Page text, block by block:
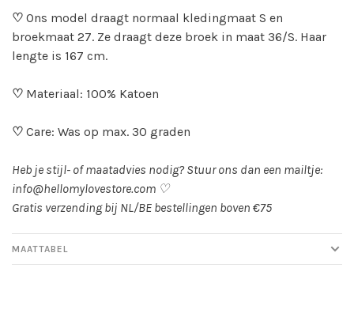
♡ Ons model draagt normaal kledingmaat S en
broekmaat 27. Ze draagt deze broek in maat 36/S. Haar
lengte is 167 cm.
♡ Materiaal: 100% Katoen
♡ Care: Was op max. 30 graden
Heb je stijl- of maatadvies nodig? Stuur ons dan een mailtje:
info@hellomylovestore.com ♡
Gratis verzending bij NL/BE bestellingen boven €75
MAATTABEL